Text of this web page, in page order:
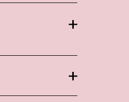
Öffnen
Öffnen